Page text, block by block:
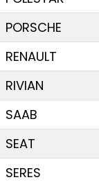
PORSCHE
RENAULT
RIVIAN
SAAB
SEAT
SERES